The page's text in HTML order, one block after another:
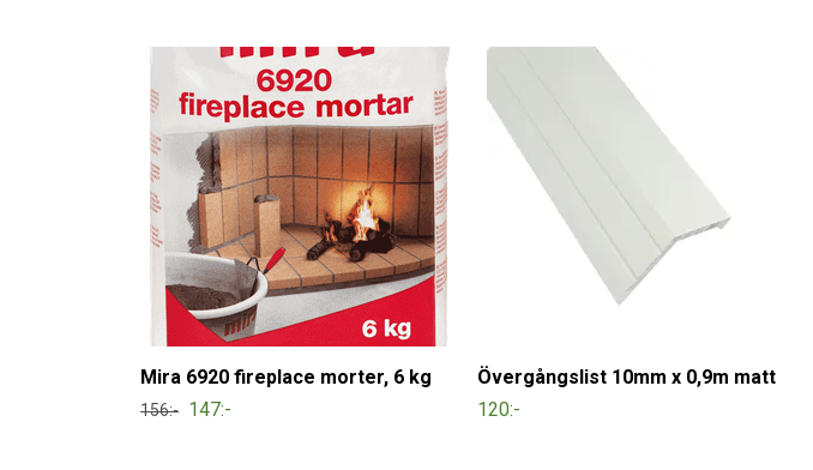
Mira 6920 fireplace morter, 6 kg
156:- 147:-
Övergångslist 10mm x 0,9m matt
120:-